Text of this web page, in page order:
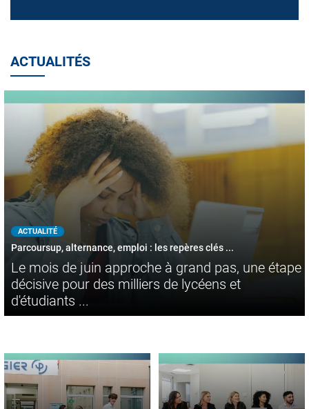
ACTUALITÉS
ACTUALITÉ
Parcoursup, alternance, emploi : les repères clés ...
Le mois de juin approche à grand pas, une étape
décisive pour des milliers de lycéens et
d'étudiants ...